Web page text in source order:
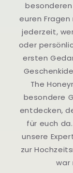
euren
jederzeit,
oder
ersten
The
besondere
entdecken,
für euch
unsere
zur
war